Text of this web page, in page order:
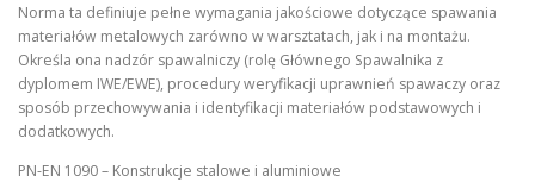
Norma ta definiuje pełne wymagania jakościowe dotyczące spawania
materiałów metalowych zarówno w warsztatach, jak i na montażu.
Określa ona nadzór spawalniczy (rolę Głównego Spawalnika z
dyplomem IWE/EWE), procedury weryfikacji uprawnień spawaczy oraz
sposób przechowywania i identyfikacji materiałów podstawowych i
dodatkowych.
PN-EN 1090 – Konstrukcje stalowe i aluminiowe